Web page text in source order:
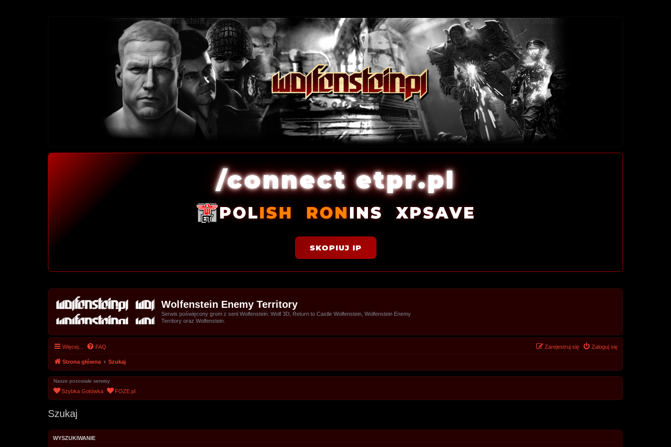
/connect etpr.pl
POLISH RONINS XPSAVE
SKOPIUJ IP
Wolfenstein Enemy Territory
Serwis poświęcony grom z serii Wolfenstein: Wolf 3D, Return to Castle Wolfenstein, Wolfenstein Enemy
Territory oraz Wolfenstein.
Więcej… FAQ Zaloguj się
Zarejestruj się
Strona główna Szukaj
Nasze pozostałe serwisy
Szybka Gotówka FOZE.pl
Szukaj
WYSZUKIWANIE